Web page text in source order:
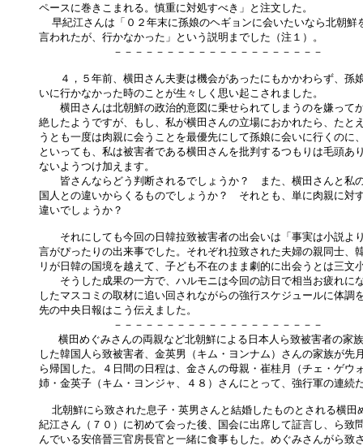
ペースに巻きこまれる。慎重に対処すべき」と注文した。
早紀江さんは「０２年末に孫娘のヘギョンに会いたいなら北朝鮮
言われたが、行かなかった」という説明までした（注１）。
－－－－－－－－－－－－－－－－－－－－
４，５年前、横田さん夫妻は機会があったにもかかわらず、孫
いに行かなかった時のことが生々しく思い起こされました。
横田さんは北朝鮮の政治的意図に乗せられてしまうのを嫌って
絶したようですが、もし、私が横田さんの立場におかれたら、たと
うとも一度は肉親に会うことを最優先にして孫娘に会いに行くのに
といっても、私は被害者である横田さんを批判するつもりは毛頭あ
ないようつけ加えます。
皆さんならどう判断されるでしょうか？　また、横田さんと私
国人との違いからくるものでしょうか？　それとも、単に肉親に対
違いでしょうか？
それにしても今回の日韓拉致被害者の出会いは「事実は小説よ
言がぴったりの出来事でした。それぞれ拉致された夫婦の親同士、
リが日韓の国境を越えて、子ども不在のまま劇的に出会うとは三文
そうした成果の一方で、ハルモニは今回の訪日で相当お疲れに
したマスコミの取材に追い回されながらの強行スケジュールに体調
先の中央日報はこう伝えました。
－－－－－－－－－－－－－－－－－－－－
横田めぐみさんの両親など北朝鮮による日本人ら致被害者の家
した韓国人ら致被害者、金英男（キム・ヨンナム）さんの家族が先
ら帰国した。４日間の日程は、金さんの母親・崔桂月（チェ・ゲウ
姉・金英子（キム・ヨンジャ、４８）さんにとって、強行軍の連続
北朝鮮にら致された息子・英男さんと結婚したものとされる横田
紀江さん（７０）に初めて会った後、国会に出席して証言し、ら致
んでいる安倍晉三官房長官と一緒に食事もした。めぐみさんがら致